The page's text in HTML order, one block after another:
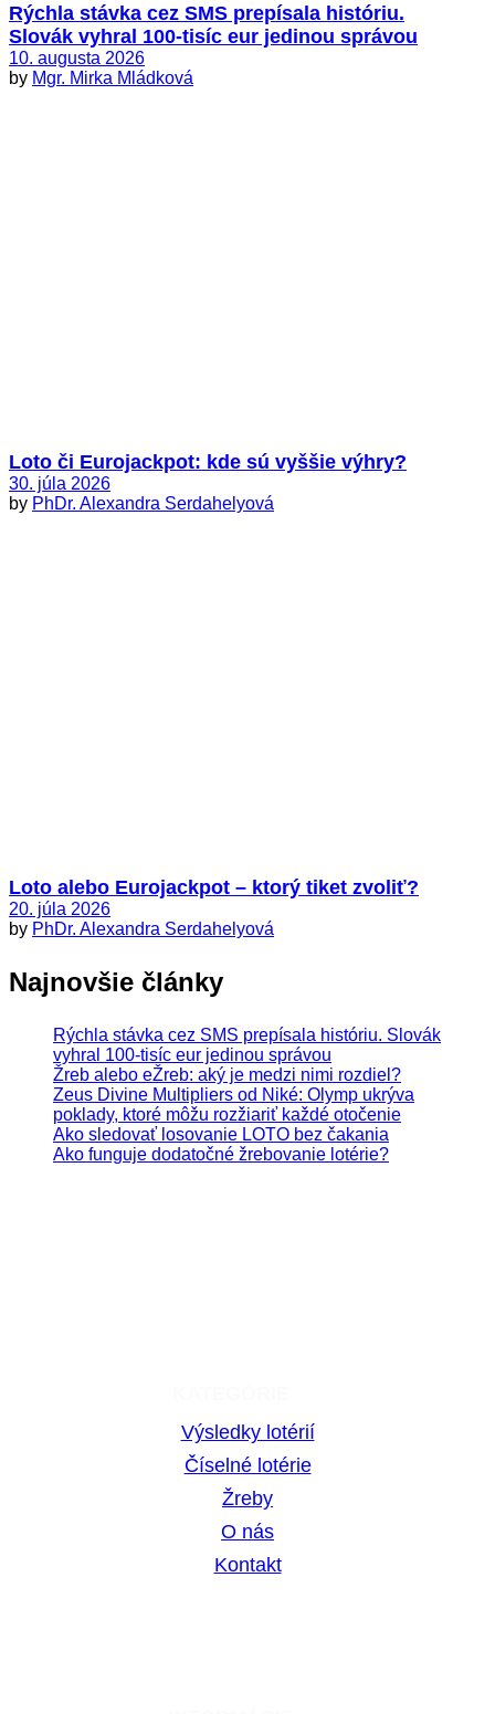
Rýchla stávka cez SMS prepísala históriu.
Slovák vyhral 100-tisíc eur jedinou správou
10. augusta 2026
by Mgr. Mirka Mládková
Loto či Eurojackpot: kde sú vyššie výhry?
30. júla 2026
by PhDr. Alexandra Serdahelyová
Loto alebo Eurojackpot – ktorý tiket zvoliť?
20. júla 2026
by PhDr. Alexandra Serdahelyová
Najnovšie články
Rýchla stávka cez SMS prepísala históriu. Slovák
vyhral 100-tisíc eur jedinou správou
Žreb alebo eŽreb: aký je medzi nimi rozdiel?
Zeus Divine Multipliers od Niké: Olymp ukrýva
poklady, ktoré môžu rozžiariť každé otočenie
Ako sledovať losovanie LOTO bez čakania
Ako funguje dodatočné žrebovanie lotérie?
Výsledky lotérií
Číselné lotérie
Žreby
O nás
Kontakt